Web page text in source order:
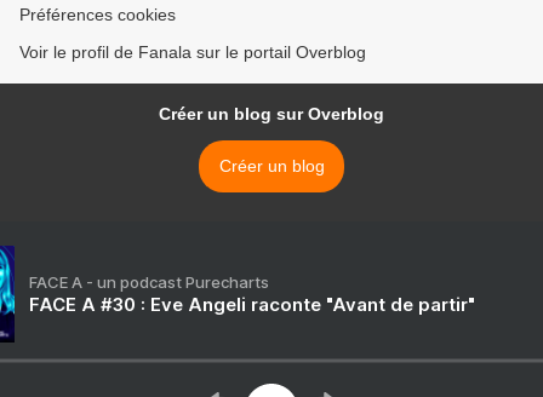
Préférences cookies
Voir le profil de Fanala sur le portail Overblog
Créer un blog sur Overblog
Créer un blog
FACE A - un podcast Purecharts
FACE A #30 : Eve Angeli raconte "Avant de partir"